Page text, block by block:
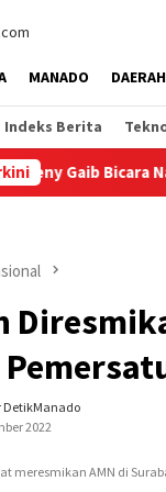
MANADO DAERAH
Indeks Berita
Bicara
DetikManado
2022
meresmikan AMN di